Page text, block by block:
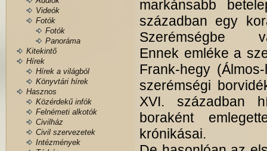
Videók
Fotók
Fotók
Panoráma
Kitekintő
Hírek
Hírek a világból
Könyvtári hírek
Hasznos
Közérdekű infók
Felnémeti alkotók
Civilház
Civil szervezetek
Intézmények
markánsabb
században egy
Szerémségbe
Ennek emléke a
Frank-hegy
szerémségi
XVI. században
boraként
krónikásai.